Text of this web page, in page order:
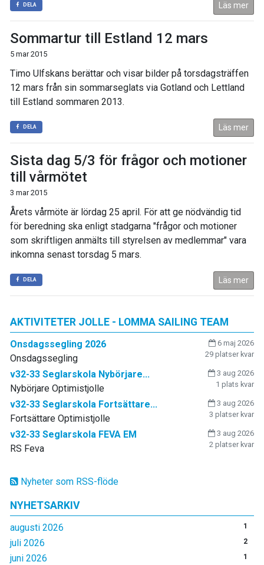
Nyheter som RSS-flöde
NYHETSARKIV
augusti 2026 1
juli 2026 2
juni 2026 1
DELA Läs mer
Sommartur till Estland 12 mars
5 mar 2015
Timo Ulfskans berättar och visar bilder på torsdagsträffen
12 mars från sin sommarseglats via Gotland och Lettland
till Estland sommaren 2013.
DELA Läs mer
Sista dag 5/3 för frågor och motioner
till vårmötet
3 mar 2015
Årets vårmöte är lördag 25 april. För att ge nödvändig tid
för beredning ska enligt stadgarna "frågor och motioner
som skriftligen anmälts till styrelsen av medlemmar" vara
inkomna senast torsdag 5 mars.
DELA Läs mer
AKTIVITETER JOLLE - LOMMA SAILING TEAM
Onsdagssegling 2026
6 maj 2026
29 platser kvar
Onsdagssegling
v32-33 Seglarskola Nybörjare...
3 aug 2026
1 plats kvar
Nybörjare Optimistjolle
v32-33 Seglarskola Fortsättare...
3 aug 2026
3 platser kvar
Fortsättare Optimistjolle
v32-33 Seglarskola FEVA EM
3 aug 2026
2 platser kvar
RS Feva